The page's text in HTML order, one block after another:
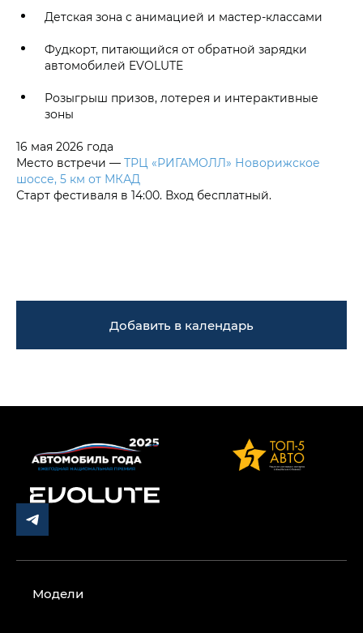
Детская зона с анимацией и мастер-классами
Фудкорт, питающийся от обратной зарядки
автомобилей EVOLUTE
Розыгрыш призов, лотерея и интерактивные
зоны
16 мая 2026 года
Место встречи — ТРЦ «РИГАМОЛЛ» Новорижское
шоссе, 5 км от МКАД
Старт фестиваля в 14:00. Вход бесплатный.
Добавить в календарь
Модели